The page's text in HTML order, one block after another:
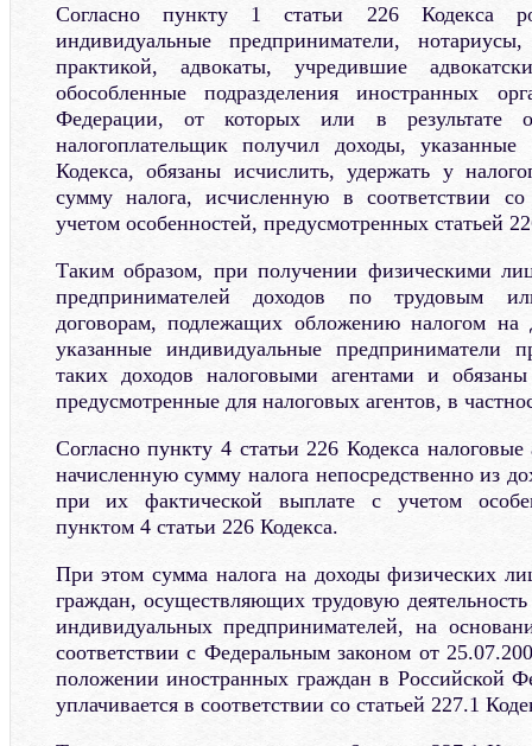
Согласно пункту 1 статьи 226 Кодекса
индивидуальные предприниматели,
практикой, адвокаты, учредившие
обособленные подразделения иностранных
Федерации, от которых или в результате
налогоплательщик получил доходы,
Кодекса, обязаны исчислить, удержать у
сумму налога, исчисленную в соответствии
учетом особенностей, предусмотренных статьей
Таким образом, при получении физическими
предпринимателей доходов по трудовым
договорам, подлежащих обложению налогом на
указанные индивидуальные предприниматели
таких доходов налоговыми агентами и обязаны
предусмотренные для налоговых агентов, в
Согласно пункту 4 статьи 226 Кодекса
начисленную сумму налога непосредственно из
при их фактической выплате с учетом
пунктом 4 статьи 226 Кодекса.
При этом сумма налога на доходы физических
граждан, осуществляющих трудовую
индивидуальных предпринимателей, на
соответствии с Федеральным законом от
положении иностранных граждан в Российской
уплачивается в соответствии со статьей 227.1